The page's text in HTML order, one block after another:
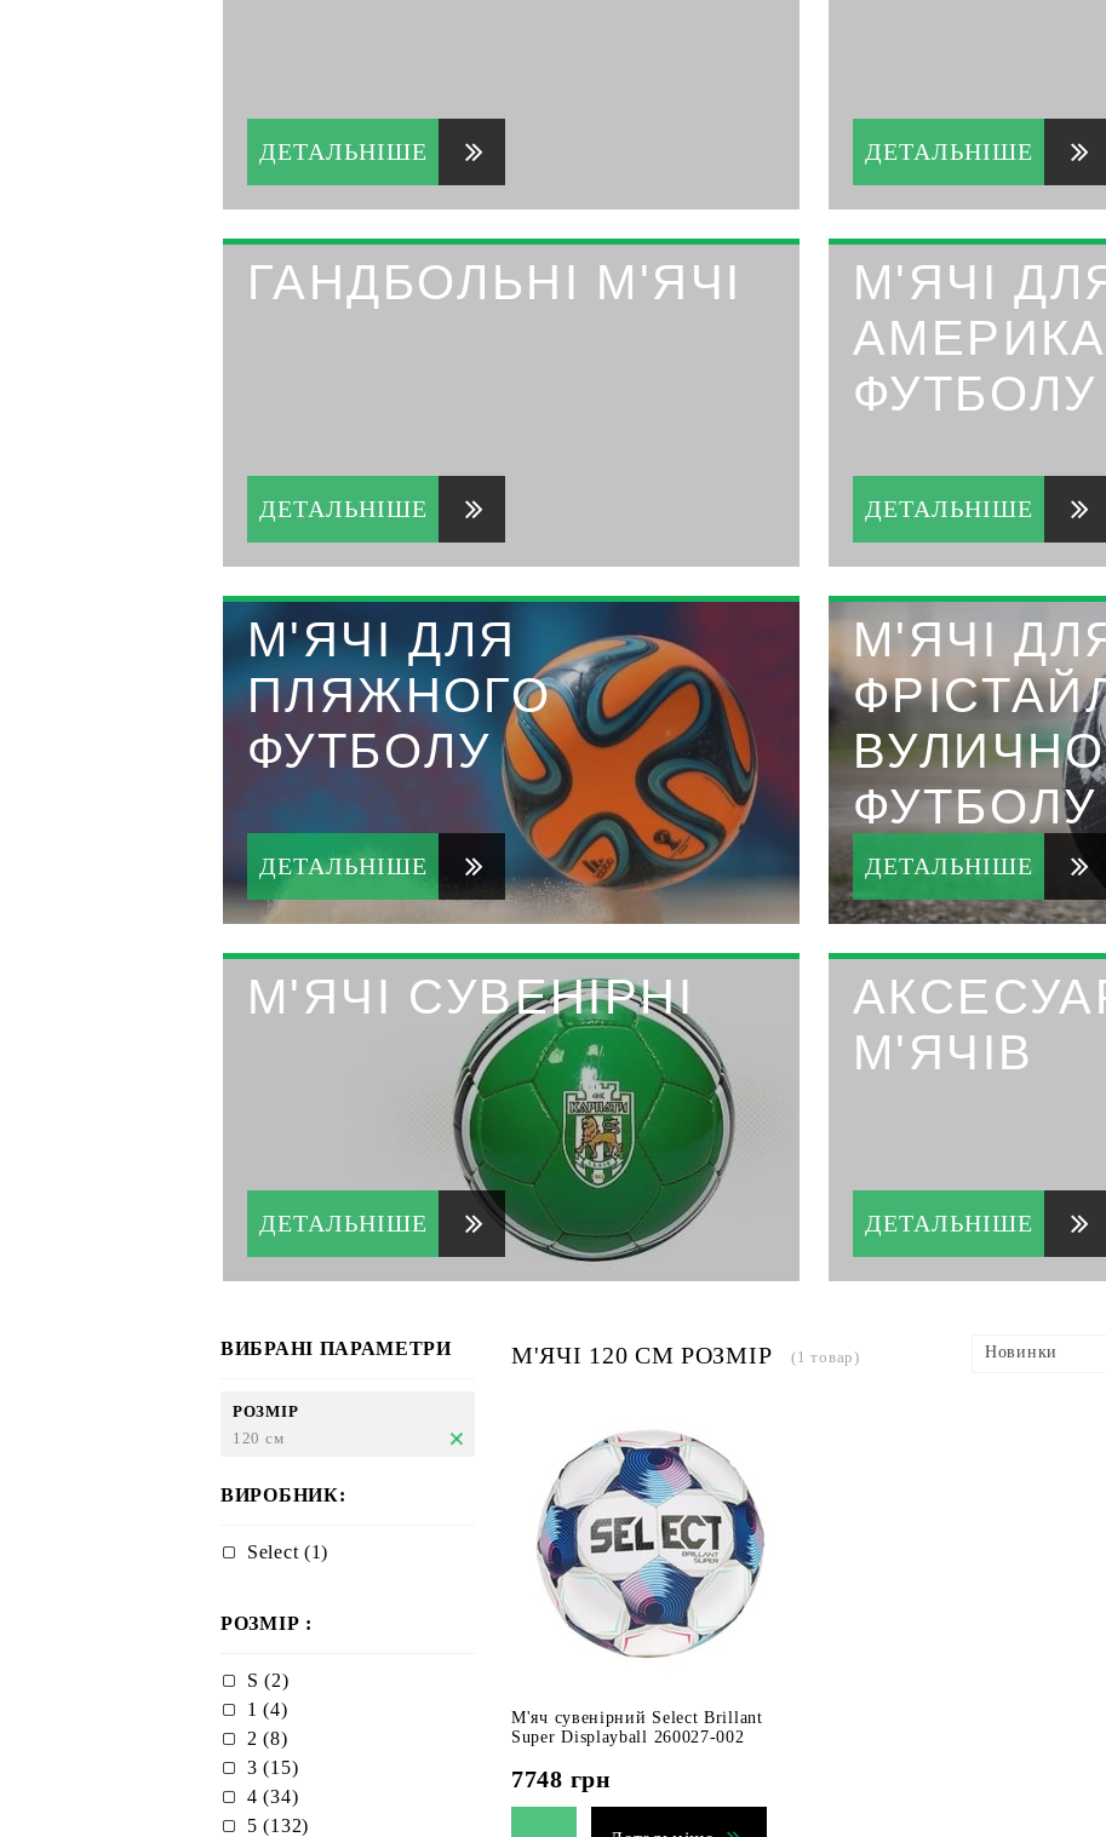
ДЕТАЛЬНІШЕ ДЕТАЛЬНІШЕ
ГАНДБОЛЬНІ М'ЯЧІ
ДЕТАЛЬНІШЕ
М'ЯЧІ
ФУТБОЛУ
ДЕТАЛЬНІШЕ
М'ЯЧІ ДЛЯ
ПЛЯЖНОГО
ФУТБОЛУ
ДЕТАЛЬНІШЕ
М'ЯЧІ
ФУТБОЛУ
ДЕТАЛЬНІШЕ
М'ЯЧІ СУВЕНІРНІ
ДЕТАЛЬНІШЕ
М'ЯЧІВ
ДЕТАЛЬНІШЕ
ВИБРАНІ ПАРАМЕТРИ
РОЗМІР
120 см
ВИРОБНИК:
Select (1)
РОЗМІР :
S (2)
1 (4)
2 (8)
3 (15)
4 (34)
5 (132)
М'ЯЧІ 120 СМ РОЗМІР (1 товар) Новинки
М'яч сувенірний Select Brillant
Super Displayball 260027-002
7748 грн